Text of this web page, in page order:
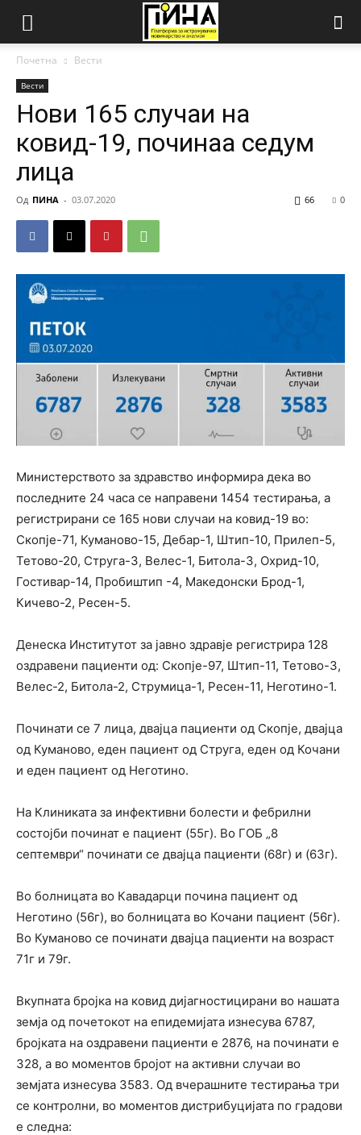
Почетна Вести
Вести
Нови 165 случаи на
ковид-19, починаа седум
лица
Од ПИНА - 03.07.2020 0
66
Министерството за здравство информира дека во
последните 24 часа се направени 1454 тестирања, а
регистрирани се 165 нови случаи на ковид-19 во:
Скопје-71, Куманово-15, Дебар-1, Штип-10, Прилеп-5,
Тетово-20, Струга-3, Велес-1, Битола-3, Охрид-10,
Гостивар-14, Пробиштип -4, Македонски Брод-1,
Кичево-2, Ресен-5.
Денеска Институтот за јавно здравје регистрира 128
оздравени пациенти од: Скопје-97, Штип-11, Тетово-3,
Велес-2, Битола-2, Струмица-1, Ресен-11, Неготино-1.
Починати се 7 лица, двајца пациенти од Скопје, двајца
од Куманово, еден пациент од Струга, еден од Кочани
и еден пациент од Неготино.
На Клиниката за инфективни болести и фебрилни
состојби починат е пациент (55г). Во ГОБ „8
септември“ починати се двајца пациенти (68г) и (63г).
Во болницата во Кавадарци почина пациент од
Неготино (56г), во болницата во Кочани пациент (56г).
Во Куманово се починати двајца пациенти на возраст
71г и 79г.
Вкупната бројка на ковид дијагностицирани во нашата
земја од почетокот на епидемијата изнесува 6787,
бројката на оздравени пациенти е 2876, на починати е
328, а во моментов бројот на активни случаи во
земјата изнесува 3583. Од вчерашните тестирања три
се контролни, во моментов дистрибуцијата по градови
е следна: